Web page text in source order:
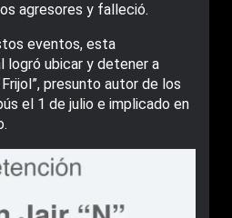
agresores y falleció.
eventos, esta
logró ubicar y detener a
Frijol”, presunto autor de los
el 1 de julio e implicado en